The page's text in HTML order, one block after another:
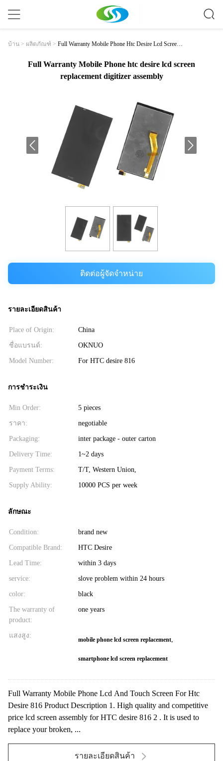
บ้าน > ผลิตภัณฑ์ > Full Warranty Mobile Phone Htc Desire Lcd Screen R
Full Warranty Mobile Phone htc desire lcd screen
replacement digitizer assembly
ติดต่อผู้จัดจำหน่าย
รายละเอียดสินค้า
Place of Origin: China
ชื่อแบรนด์: OKNUO
Model Number: For HTC desire 816
การชำระเงิน
Min Order: 5 pieces
ราคา: negotiable
Packaging: inter package - outer carton
Delivery Time: 1~2 days
Payment Terms: T/T, Western Union,
Supply Ability: 10000 PCS per week
ลักษณะ
Condition: brand new
Compatible Brand: HTC Desire
Lead Time: within 3 days
service: slove problem within 24 hours
color: black
The warranty of
product:
one years
แสงสูง:
mobile phone lcd screen replacement,
smartphone lcd screen replacement
Full Warranty Mobile Phone Lcd And Touch Screen For Htc
Desire 816 Product Description 1. High quality and competitive
price lcd screen assembly for HTC desire 816 2 . It is used to
replace your broken, ...
รายละเอียดสินค้า